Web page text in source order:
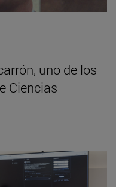
uno de los
Ciencias